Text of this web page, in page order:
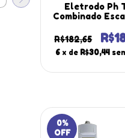
Eletrodo Ph
Combinado
Vidro Bnc
Portátil
R$182,65
6 x de R$30,44
0%
OFF